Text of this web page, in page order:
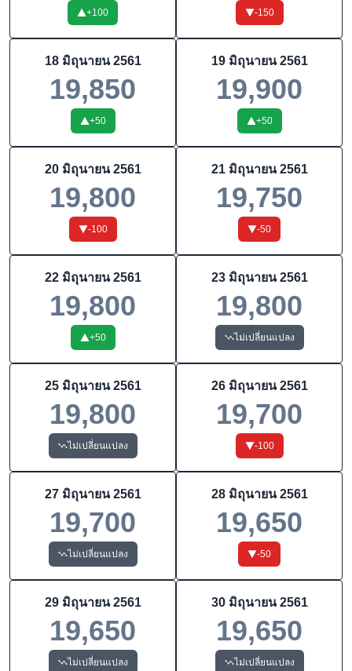
+100 -150
18 มิถุนายน 2561
19,850
+50
19 มิถุนายน 2561
19,900
+50
20 มิถุนายน 2561
19,800
-100
21 มิถุนายน 2561
19,750
-50
22 มิถุนายน 2561
19,800
+50
23 มิถุนายน 2561
19,800
ไม่เปลี่ยนแปลง
25 มิถุนายน 2561
19,800
ไม่เปลี่ยนแปลง
26 มิถุนายน 2561
19,700
-100
27 มิถุนายน 2561
19,700
ไม่เปลี่ยนแปลง
28 มิถุนายน 2561
19,650
-50
29 มิถุนายน 2561
19,650
ไม่เปลี่ยนแปลง
30 มิถุนายน 2561
19,650
ไม่เปลี่ยนแปลง